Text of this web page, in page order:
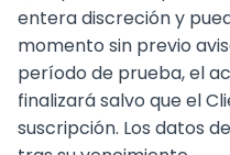
entera discreción y
momento sin previo
período de prueba, el
finalizará salvo que el
suscripción. Los datos